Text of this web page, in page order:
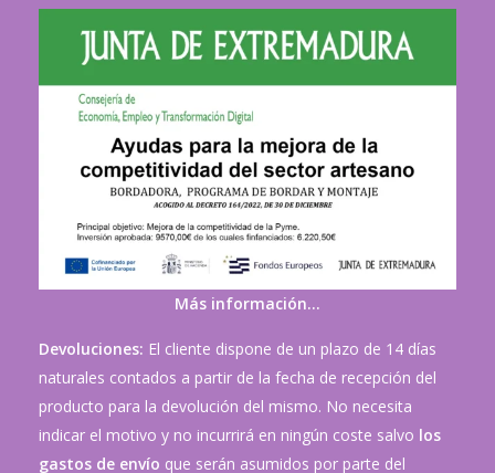
Más información…
Devoluciones: El cliente dispone de un plazo de 14 días
naturales contados a partir de la fecha de recepción del
producto para la devolución del mismo. No necesita
indicar el motivo y no incurrirá en ningún coste salvo los
gastos de envío que serán asumidos por parte del